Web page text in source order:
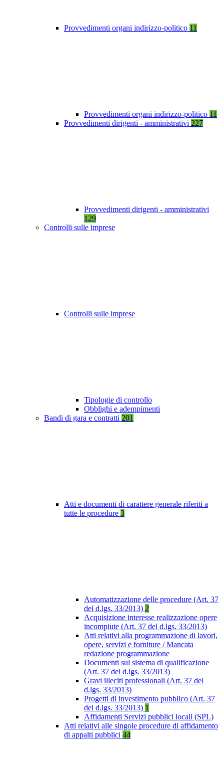
Provvedimenti organi indirizzo-politico 11
Provvedimenti organi indirizzo-politico 11
Provvedimenti dirigenti - amministrativi 227
Provvedimenti dirigenti - amministrativi
129
Controlli sulle imprese
Controlli sulle imprese
Tipologie di controllo
Obblighi e adempimenti
Bandi di gara e contratti 201
Atti e documenti di carattere generale riferiti a
tutte le procedure 3
Automatizzazione delle procedure (Art. 37
del d.lgs. 33/2013) 2
Acquisizione interesse realizzazione opere
incompiute (Art. 37 del d.lgs. 33/2013)
Atti relativi alla programmazione di lavori,
opere, servizi e forniture / Mancata
redazione programmazione
Documenti sul sistema di qualificazione
(Art. 37 del d.lgs. 33/2013)
Gravi illeciti professionali (Art. 37 del
d.lgs. 33/2013)
Progetti di investimento pubblico (Art. 37
del d.lgs. 33/2013) 1
Affidamenti Servizi pubblici locali (SPL)
Atti relativi alle singole procedure di affidamento
di appalti pubblici 44